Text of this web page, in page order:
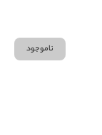
ناموجود